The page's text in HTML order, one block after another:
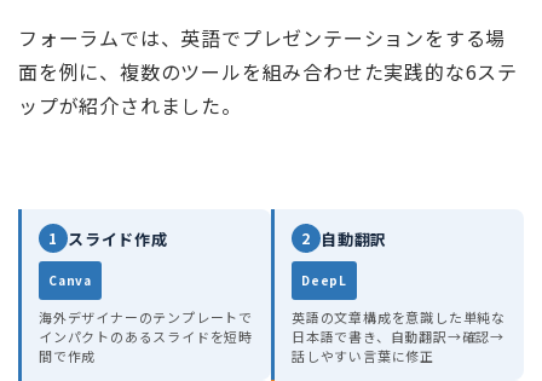
フォーラムでは、英語でプレゼンテーションをする場
面を例に、複数のツールを組み合わせた実践的な6ステ
ップが紹介されました。
1 スライド作成
Canva
海外デザイナーのテンプレートで
インパクトのあるスライドを短時
間で作成
2 自動翻訳
DeepL
英語の文章構成を意識した単純な
日本語で書き、自動翻訳→確認→
話しやすい言葉に修正